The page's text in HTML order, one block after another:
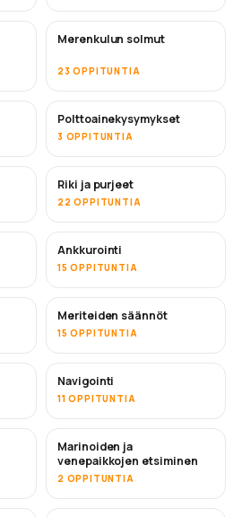
Merenkulun solmut
23 OPPITUNTIA
Polttoainekysymykset
3 OPPITUNTIA
Riki ja purjeet
22 OPPITUNTIA
Ankkurointi
15 OPPITUNTIA
Meriteiden säännöt
15 OPPITUNTIA
Navigointi
11 OPPITUNTIA
Marinoiden ja
venepaikkojen etsiminen
2 OPPITUNTIA